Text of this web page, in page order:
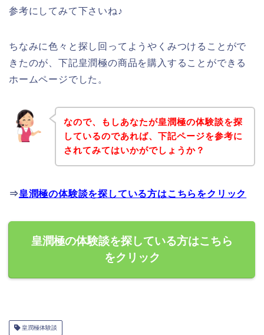
参考にしてみて下さいね♪
ちなみに色々と探し回ってようやくみつけることがで
きたのが、下記皇潤極の商品を購入することができる
ホームページでした。
なので、もしあなたが皇潤極の体験談を探
しているのであれば、下記ページを参考に
されてみてはいかがでしょうか？
⇒皇潤極の体験談を探している方はこちらをクリック
皇潤極の体験談を探している方はこちら
をクリック
皇潤極体験談